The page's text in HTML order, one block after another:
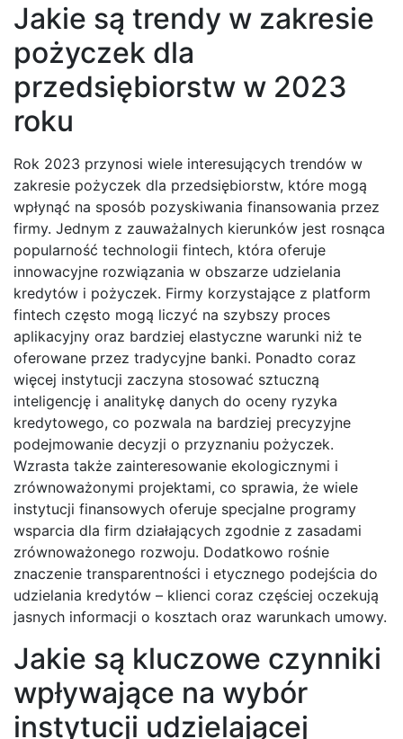
Jakie są trendy w zakresie
pożyczek dla
przedsiębiorstw w 2023
roku
Rok 2023 przynosi wiele interesujących trendów w
zakresie pożyczek dla przedsiębiorstw, które mogą
wpłynąć na sposób pozyskiwania finansowania przez
firmy. Jednym z zauważalnych kierunków jest rosnąca
popularność technologii fintech, która oferuje
innowacyjne rozwiązania w obszarze udzielania
kredytów i pożyczek. Firmy korzystające z platform
fintech często mogą liczyć na szybszy proces
aplikacyjny oraz bardziej elastyczne warunki niż te
oferowane przez tradycyjne banki. Ponadto coraz
więcej instytucji zaczyna stosować sztuczną
inteligencję i analitykę danych do oceny ryzyka
kredytowego, co pozwala na bardziej precyzyjne
podejmowanie decyzji o przyznaniu pożyczek.
Wzrasta także zainteresowanie ekologicznymi i
zrównoważonymi projektami, co sprawia, że wiele
instytucji finansowych oferuje specjalne programy
wsparcia dla firm działających zgodnie z zasadami
zrównoważonego rozwoju. Dodatkowo rośnie
znaczenie transparentności i etycznego podejścia do
udzielania kredytów – klienci coraz częściej oczekują
jasnych informacji o kosztach oraz warunkach umowy.
Jakie są kluczowe czynniki
wpływające na wybór
instytucji udzielającej